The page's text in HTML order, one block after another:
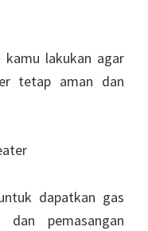
kamu lakukan agar
tetap aman dan
dapatkan gas
pemasangan